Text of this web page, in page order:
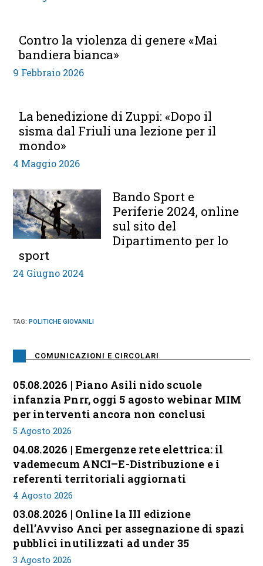
Contro la violenza di genere «Mai
bandiera bianca»
9 Febbraio 2026
La benedizione di Zuppi: «Dopo il
sisma dal Friuli una lezione per il
mondo»
4 Maggio 2026
Bando Sport e
Periferie 2024, online
sul sito del
Dipartimento per lo
sport
24 Giugno 2024
TAG:POLITICHE GIOVANILI
COMUNICAZIONI E CIRCOLARI
05.08.2026 | Piano Asili nido scuole
infanzia Pnrr, oggi 5 agosto webinar MIM
per interventi ancora non conclusi
5 Agosto 2026
04.08.2026 | Emergenze rete elettrica: il
vademecum ANCI–E-Distribuzione e i
referenti territoriali aggiornati
4 Agosto 2026
03.08.2026 | Online la III edizione
dell’Avviso Anci per assegnazione di spazi
pubblici inutilizzati ad under 35
3 Agosto 2026